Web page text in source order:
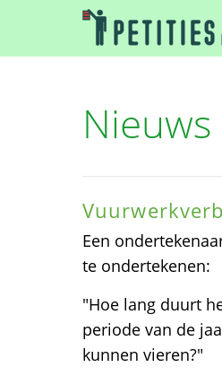
Nieuws
Een
te ondertekenen:
"Hoe lang duurt
periode van de
kunnen vieren?"